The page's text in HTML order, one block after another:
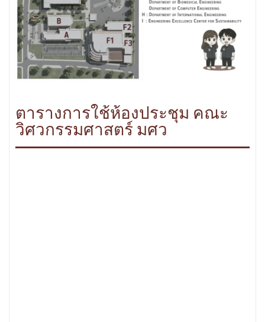
ตารางการใช้ห้องประชุม คณะ
วิศวกรรมศาสตร์ มศว